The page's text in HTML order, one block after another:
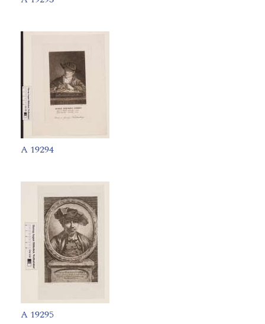
A 19294
A 19295